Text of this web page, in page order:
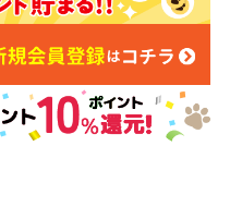
キャットフード
服・おさんぽ用品